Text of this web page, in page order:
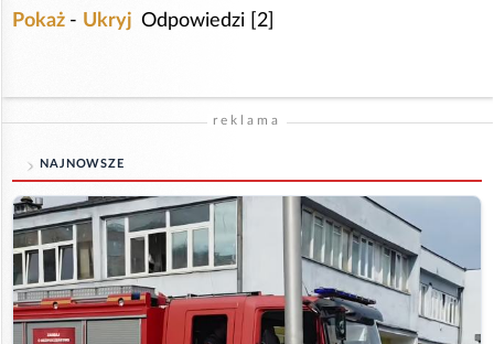
Pokaż - Ukryj Odpowiedzi [2]
reklama
NAJNOWSZE